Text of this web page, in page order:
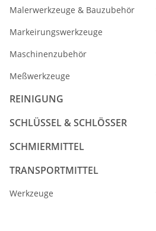
Malerwerkzeuge & Bauzubehör
Markeirungswerkzeuge
Maschinenzubehör
Meßwerkzeuge
REINIGUNG
SCHLÜSSEL & SCHLÖSSER
SCHMIERMITTEL
TRANSPORTMITTEL
Werkzeuge